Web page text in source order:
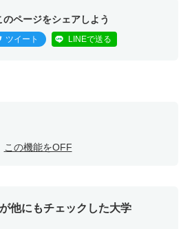
のページをシェアしよう
ツイート LINEで送る
この機能をOFF
他にもチェックした大学